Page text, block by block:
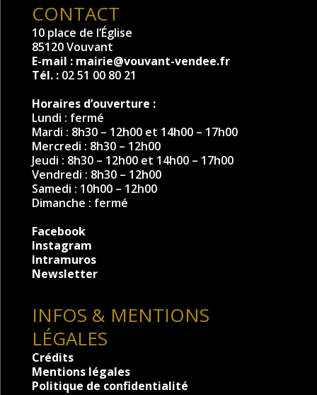
CONTACT
10 place de l’Église
85120 Vouvant
E-mail : mairie@vouvant-vendee.fr
Tél. : 02 51 00 80 21
Horaires d’ouverture :
Lundi : fermé
Mardi : 8h30 – 12h00 et 14h00 – 17h00
Mercredi : 8h30 – 12h00
Jeudi : 8h30 – 12h00 et 14h00 – 17h00
Vendredi : 8h30 – 12h00
Samedi : 10h00 – 12h00
Dimanche : fermé
Facebook
Instagram
Intramuros
Newsletter
INFOS & MENTIONS
LÉGALES
Crédits
Mentions légales
Politique de confidentialité